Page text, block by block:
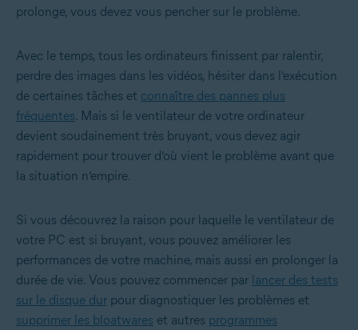
prolonge, vous devez vous pencher sur le problème.
Avec le temps, tous les ordinateurs finissent par ralentir,
perdre des images dans les vidéos, hésiter dans l’exécution
de certaines tâches et connaître des pannes plus
fréquentes. Mais si le ventilateur de votre ordinateur
devient soudainement très bruyant, vous devez agir
rapidement pour trouver d’où vient le problème avant que
la situation n’empire.
Si vous découvrez la raison pour laquelle le ventilateur de
votre PC est si bruyant, vous pouvez améliorer les
performances de votre machine, mais aussi en prolonger la
durée de vie. Vous pouvez commencer par lancer des tests
sur le disque dur pour diagnostiquer les problèmes et
supprimer les bloatwares et autres programmes